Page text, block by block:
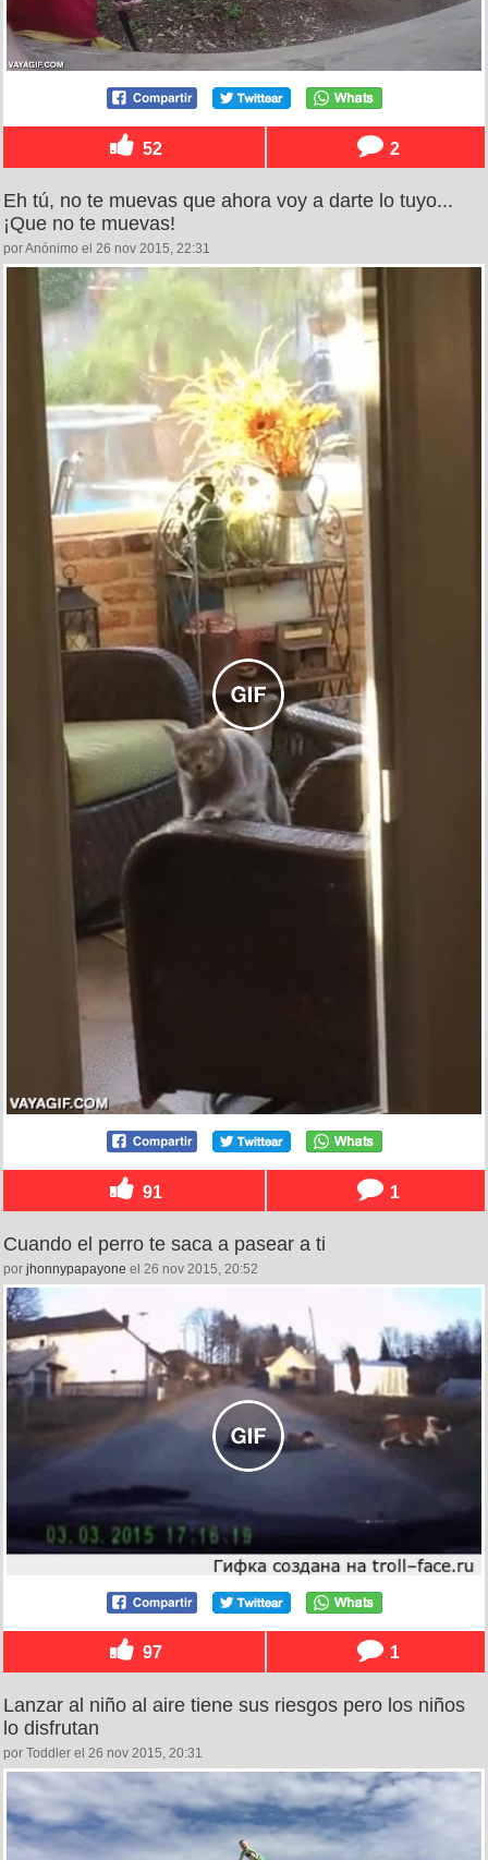
52 2
Eh tú, no te muevas que ahora voy a darte lo tuyo...
¡Que no te muevas!
por Anónimo el 26 nov 2015, 22:31
91 1
Cuando el perro te saca a pasear a ti
por jhonnypapayone el 26 nov 2015, 20:52
97 1
Lanzar al niño al aire tiene sus riesgos pero los niños
lo disfrutan
por Toddler el 26 nov 2015, 20:31